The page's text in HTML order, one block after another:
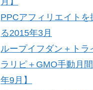
PPCアフィリエイトを
る2015年3月
ループイフダン＋トラ
ラリピ＋GMO手動月
年9月】